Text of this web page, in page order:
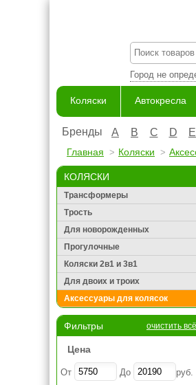
Город не
Коляски Автокресла
Бренды A B C D E
Главная Коляски
КОЛЯСКИ
Трансформеры
Трость
Для новорожденных
Прогулочные
Коляски 2в1 и 3в1
Для двоих и троих
Аксессуары для колясок
Фильтры очистить всё
Цена
От До руб.